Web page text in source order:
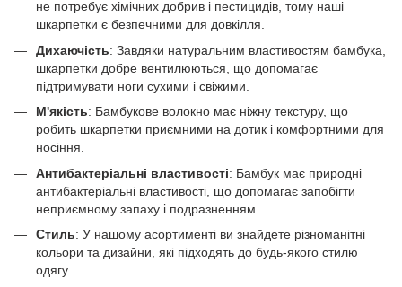
не потребує хімічних добрив і пестицидів, тому наші
шкарпетки є безпечними для довкілля.
Дихаючість: Завдяки натуральним властивостям бамбука,
шкарпетки добре вентилюються, що допомагає
підтримувати ноги сухими і свіжими.
М'якість: Бамбукове волокно має ніжну текстуру, що
робить шкарпетки приємними на дотик і комфортними для
носіння.
Антибактеріальні властивості: Бамбук має природні
антибактеріальні властивості, що допомагає запобігти
неприємному запаху і подразненням.
Стиль: У нашому асортименті ви знайдете різноманітні
кольори та дизайни, які підходять до будь-якого стилю
одягу.